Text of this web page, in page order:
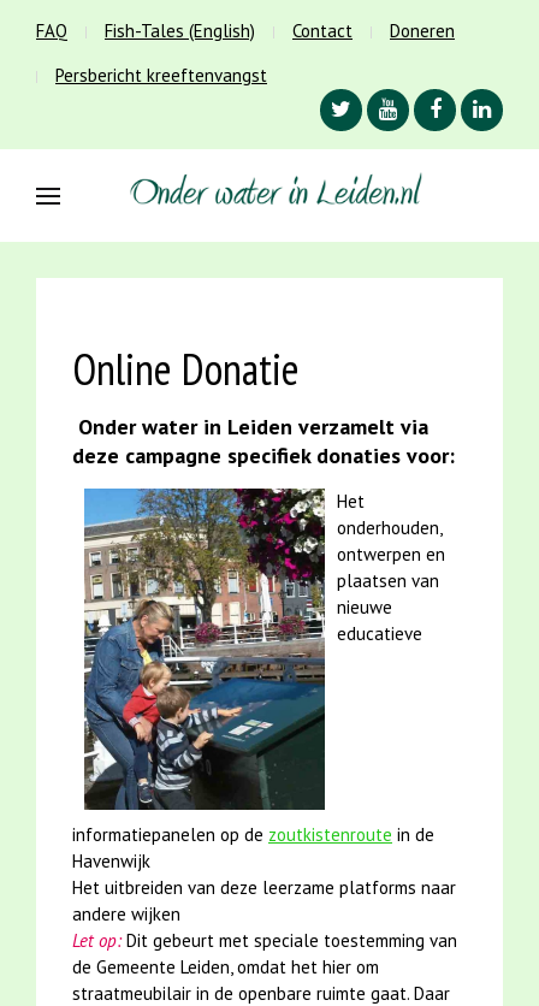
FAQ Fish-Tales (English) Contact
Doneren
Persbericht kreeftenvangst
Online Donatie
Onder water in Leiden verzamelt via
deze campagne specifiek donaties voor:
Het
onderhouden,
ontwerpen en
plaatsen van
nieuwe
educatieve
informatiepanelen op de zoutkistenroute in de
Havenwijk
Het uitbreiden van deze leerzame platforms naar
andere wijken
Let op:Dit gebeurt met speciale toestemming van
de Gemeente Leiden, omdat het hier om
straatmeubilair in de openbare ruimte gaat. Daar